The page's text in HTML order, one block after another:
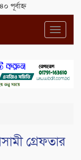
পূর্বাহ্ন
গ্রেফতার